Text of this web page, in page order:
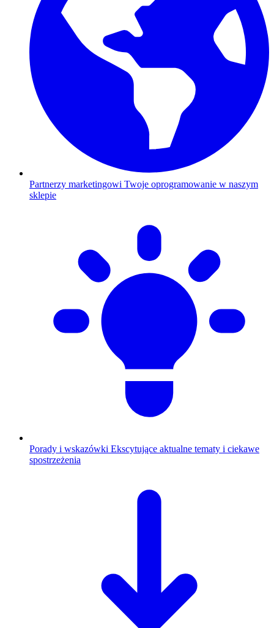
Partnerzy marketingowi Twoje oprogramowanie w naszym
sklepie
Porady i wskazówki Ekscytujące aktualne tematy i ciekawe
spostrzeżenia